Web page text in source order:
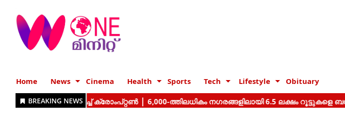
Home News Cinema Health Sports Tech Lifestyle Obituary